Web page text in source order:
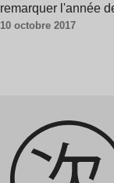
remarquer l'année
10 octobre 2017